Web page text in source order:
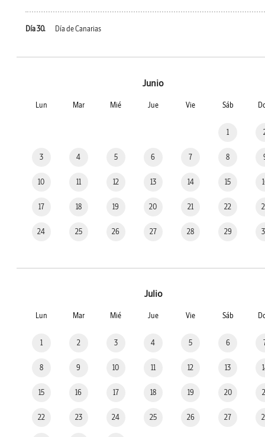
Día 30. Día de Canarias
Junio
Lun Mar Mié Jue Vie Sáb
1
3 4 5 6 7 8
10 11 12 13 14 15
17 18 19 20 21 22
24 25 26 27 28 29
Julio
Lun Mar Mié Jue Vie Sáb
1 2 3 4 5 6
8 9 10 11 12 13
15 16 17 18 19 20
22 23 24 25 26 27